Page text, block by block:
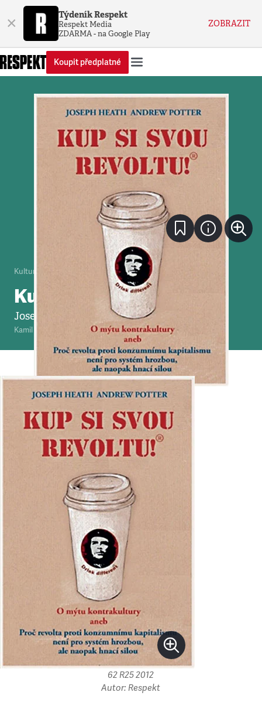
× Týdeník Respekt
Respekt Media
ZDARMA - na Google Play
ZOBRAZIT
Koupit předplatné
Kultura
Kup si svou revoltu!
Joseph Heath, Andrew Potter
Kamil Fila
62 R25 2012
Autor: Respekt